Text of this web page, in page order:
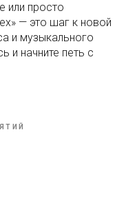
или просто
— это шаг к новой
и музыкального
и начните петь с